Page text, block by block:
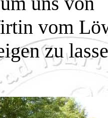
vom
zu